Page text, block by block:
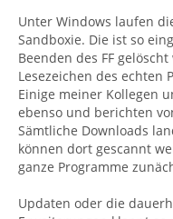
Unter Windows laufen
Sandboxie. Die ist so
Beenden des FF
Lesezeichen des echten
Einige meiner Kollegen
ebenso und berichten
Sämtliche Downloads
können dort gescannt
ganze Programme
Updaten oder die